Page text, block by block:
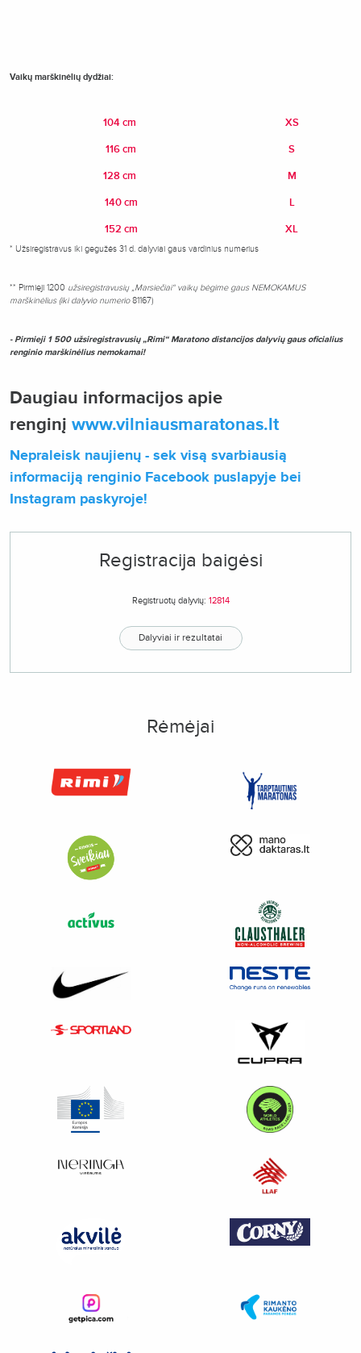
Vaikų marškinėlių dydžiai:
104 cm XS
116 cm S
128 cm M
140 cm L
152 cm XL
* Užsiregistravus iki gegužės 31 d. dalyviai gaus vardinius numerius
** Pirmieji 1200 užsiregistravusių „Marsiečiai“ vaikų bėgime gaus NEMOKAMUS
marškinėlius (iki dalyvio numerio81167)
- Pirmieji 1 500 užsiregistravusių „Rimi“ Maratono distancijos dalyvių gaus oficialius
renginio marškinėlius nemokamai!
Daugiau informacijos apie
renginį www.vilniausmaratonas.lt
Nepraleisk naujienų - sek visą svarbiausią
informaciją renginio Facebook puslapyje bei
Instagram paskyroje!
Registracija baigėsi
Registruotų dalyvių: 12814
Dalyviai ir rezultatai
Rėmėjai